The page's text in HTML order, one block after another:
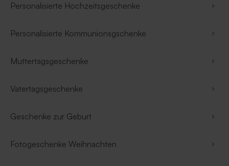
Personalisierte Hochzeitsgeschenke
Personalisierte Kommunionsgschenke
Muttertagsgeschenke
Vatertagsgeschenke
Geschenke zur Geburt
Fotogeschenke Weihnachten